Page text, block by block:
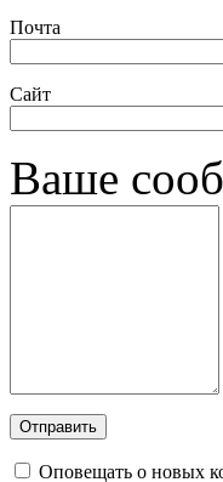
Почта
Сайт
Ваше
Оповещать о новых